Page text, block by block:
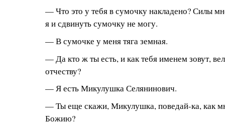
— Что это у тебя в сумочку накладено? Силы
я и сдвинуть сумочку не могу.
— В сумочке у меня тяга земная.
— Да кто ж ты есть, и как тебя именем зовут,
отчеству?
— Я есть Микулушка Селянинович.
— Ты еще скажи, Микулушка, поведай-ка, как
Божию?